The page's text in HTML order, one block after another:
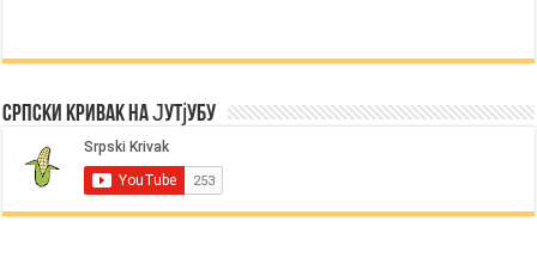
Српски Кривак на Јутјубу